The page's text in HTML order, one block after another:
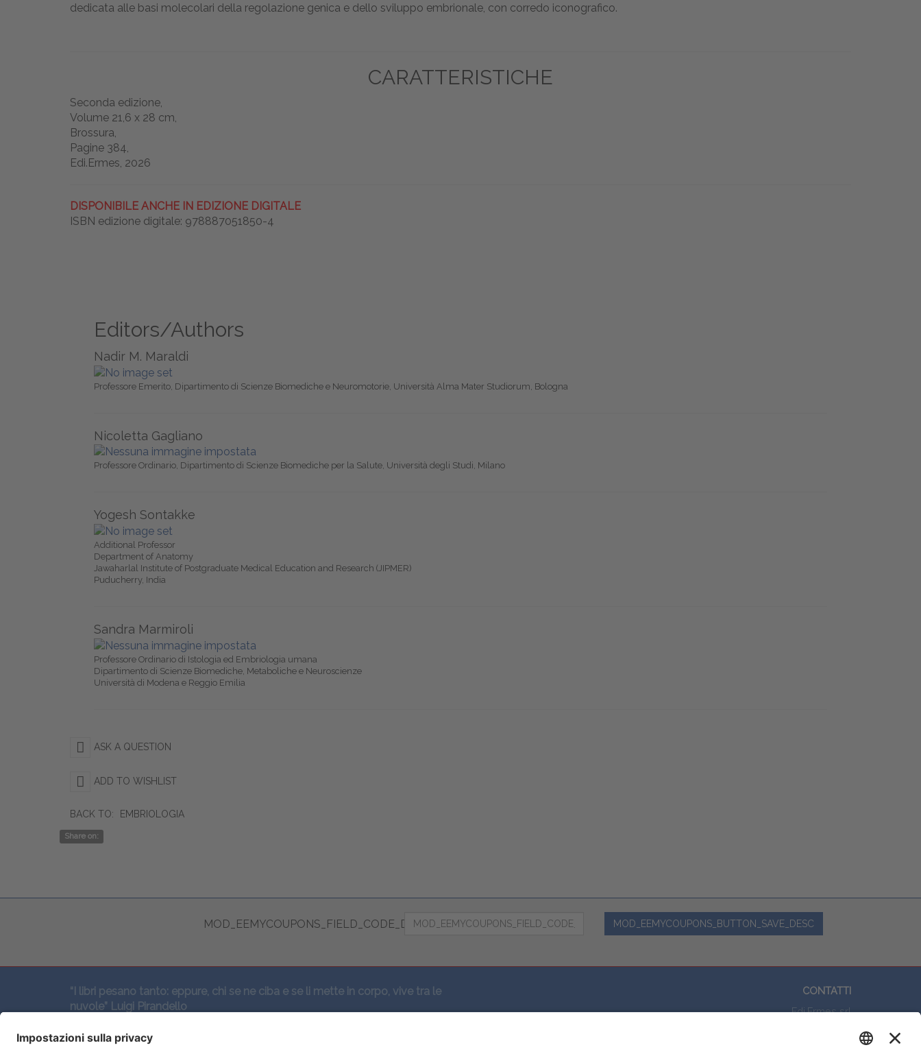
dedicata alle basi molecolari della regolazione genica e dello sviluppo embrionale, con corredo iconografico.
CARATTERISTICHE
Seconda edizione,
Volume 21,6 x 28 cm,
Brossura,
Pagine 384,
Edi.Ermes, 2026
DISPONIBILE ANCHE IN EDIZIONE DIGITALE
ISBN edizione digitale: 978887051850-4
Editors/Authors
Nadir M. Maraldi
Professore Emerito, Dipartimento di Scienze Biomediche e Neuromotorie, Università Alma Mater Studiorum, Bologna
Nicoletta Gagliano
Professore Ordinario, Dipartimento di Scienze Biomediche per la Salute, Università degli Studi, Milano
Yogesh Sontakke
Additional Professor
Department of Anatomy
Jawaharlal Institute of Postgraduate Medical Education and Research (JIPMER)
Puducherry, India
Sandra Marmiroli
Professore Ordinario di Istologia ed Embriologia umana
Dipartimento di Scienze Biomediche, Metaboliche e Neuroscienze
Università di Modena e Reggio Emilia
ASK A QUESTION
ADD TO WISHLIST
BACK TO: EMBRIOLOGIA
Share on:
MOD_EEMYCOUPONS_FIELD_CODE_DESC MOD_EEMYCOUPONS_BUTTON_SAVE_DESC
“I libri pesano tanto: eppure, chi se ne ciba e se li mette in corpo, vive tra le
nuvole” Luigi Pirandello
SEGUICI QUI:
CONTATTI
Edi.Ermes srl